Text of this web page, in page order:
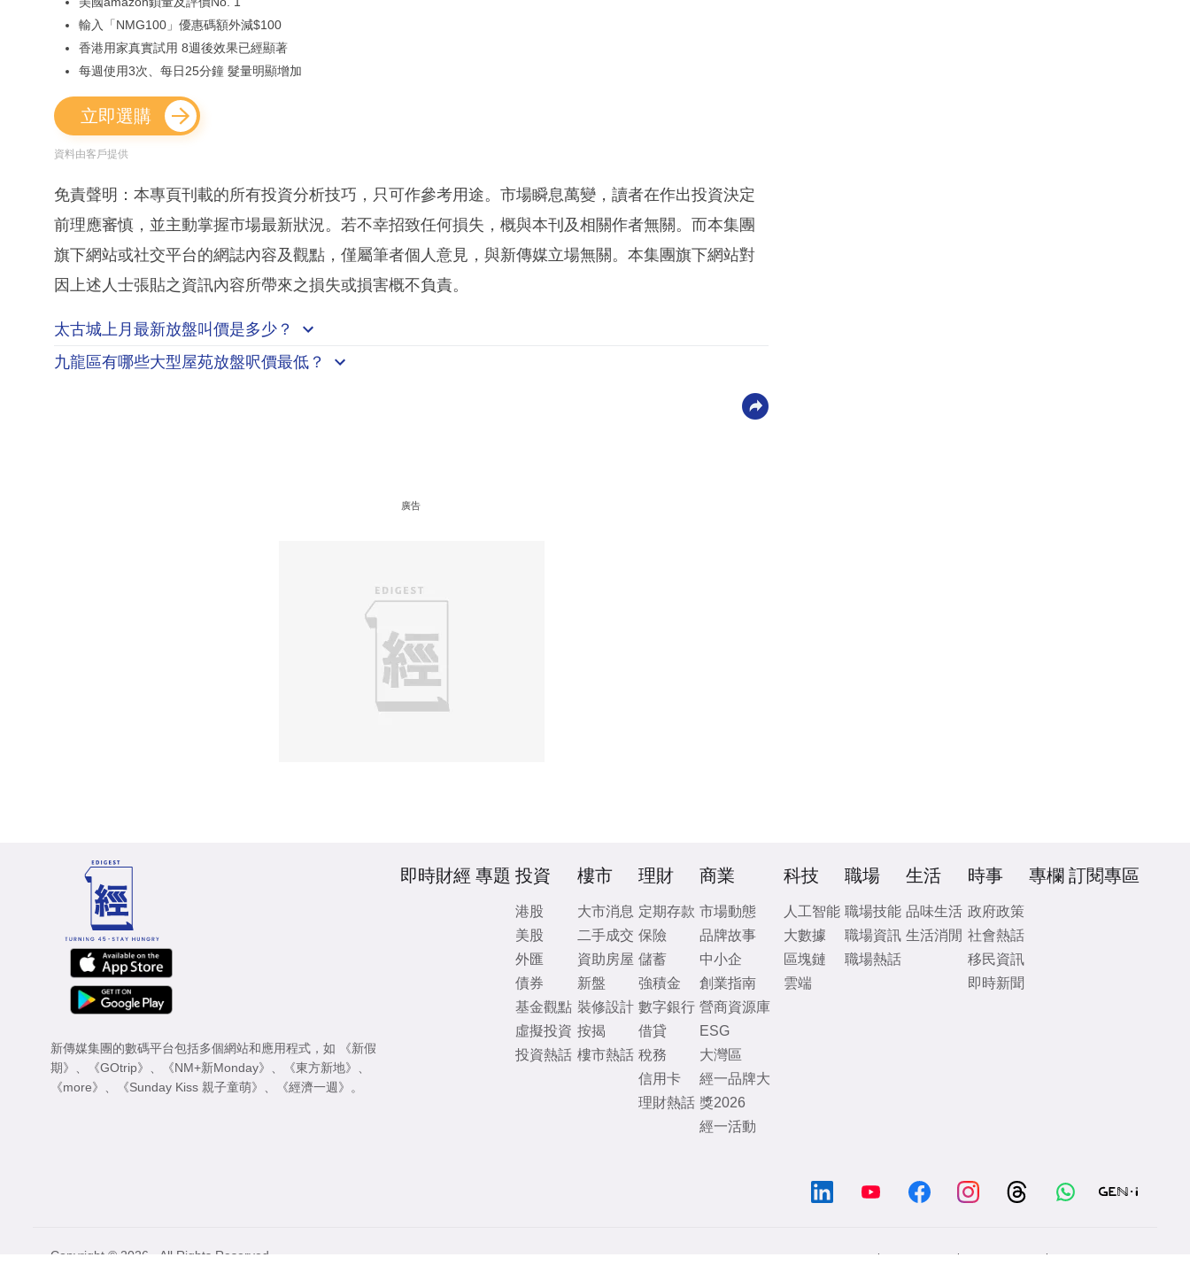
輸入「NMG100」優惠碼額外減$100
香港用家真實試用 8週後效果已經顯著
每週使用3次、每日25分鐘 髮量明顯增加
立即選購
資料由客戶提供
免責聲明：本專頁刊載的所有投資分析技巧，只可作參考用途。市場瞬息萬變，讀者在作出投資決定
前理應審慎，並主動掌握市場最新狀況。若不幸招致任何損失，概與本刊及相關作者無關。而本集團
旗下網站或社交平台的網誌內容及觀點，僅屬筆者個人意見，與新傳媒立場無關。本集團旗下網站對
因上述人士張貼之資訊內容所帶來之損失或損害概不負責。
太古城上月最新放盤叫價是多少？
九龍區有哪些大型屋苑放盤呎價最低？
廣告
新傳媒集團的數碼平台包括多個網站和應用程式，如
《新假
期》 、 《GOtrip》 、 《NM+新Monday》 、 《東方新地》 、
《more》 、 《Sunday Kiss 親子童萌》 、 《經濟一週》 。
即時財經 專題 投資
港股
美股
外匯
債券
基金觀點
虛擬投資
投資熱話
樓市
大市消息
二手成交
資助房屋
新盤
裝修設計
按揭
樓市熱話
理財
定期存款
保險
儲蓄
強積金
數字銀行
借貸
稅務
信用卡
理財熱話
商業
市場動態
品牌故事
中小企
創業指南
營商資源庫
ESG
大灣區
經一品牌大
獎2026
經一活動
科技
人工智能
大數據
區塊鏈
雲端
職場
職場技能
職場資訊
職場熱話
生活
品味生活
生活消閒
時事
政府政策
社會熱話
移民資訊
即時新聞
專欄 訂閱專區
/ / /
Copyright © 2026 - All Rights Reserved